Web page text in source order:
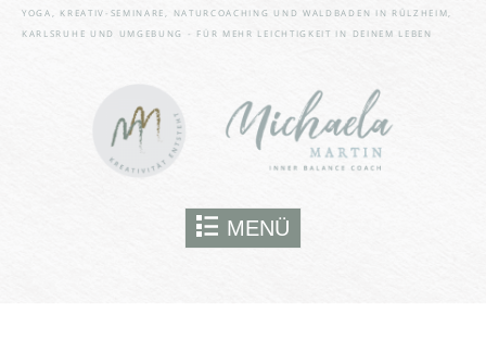
YOGA, KREATIV-SEMINARE, NATURCOACHING UND WALDBADEN IN RÜLZHEIM,
KARLSRUHE UND UMGEBUNG - FÜR MEHR LEICHTIGKEIT IN DEINEM LEBEN
MENÜ
Skip to content
bestimmte Funktionen der
Website wie den Zugriff auf
wesentliche Teile der Website
nicht genutzt werden.
Immer aktiv